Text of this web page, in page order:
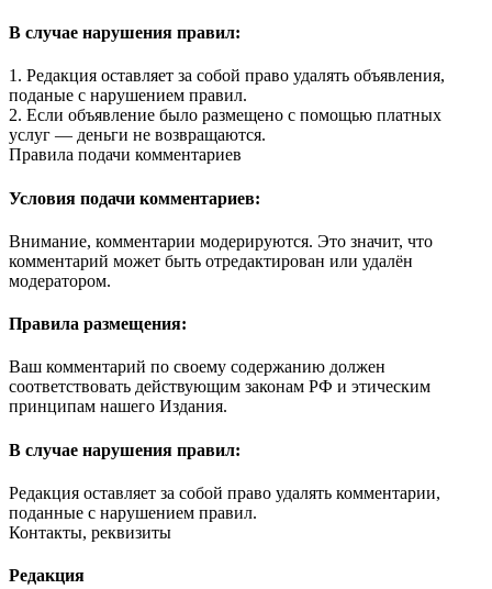
В случае нарушения правил:
1. Редакция оставляет за собой право удалять объявления,
поданые с нарушением правил.
2. Если объявление было размещено с помощью платных
услуг — деньги не возвращаются.
Правила подачи комментариев
Условия подачи комментариев:
Внимание, комментарии модерируются. Это значит, что
комментарий может быть отредактирован или удалён
модератором.
Правила размещения:
Ваш комментарий по своему содержанию должен
соответствовать действующим законам РФ и этическим
принципам нашего Издания.
В случае нарушения правил:
Редакция оставляет за собой право удалять комментарии,
поданные с нарушением правил.
Контакты, реквизиты
Редакция